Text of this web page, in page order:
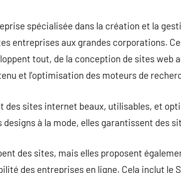
spécialisée dans la création et la
entreprises aux grandes corporations.
tout, de la conception de sites web
et l’optimisation des moteurs de
des sites internet beaux, utilisables, et
à la mode, elles garantissent des
des sites, mais elles proposent
des entreprises en ligne. Cela inclut le